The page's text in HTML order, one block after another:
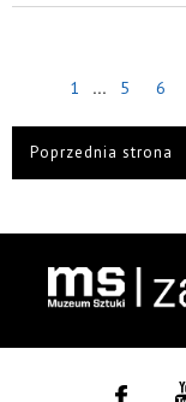
1 ... 5 6
Poprzednia strona